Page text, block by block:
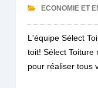
ECONOMIE ET
L'équipe Sélect
toit! Sélect Toiture
pour réaliser tous